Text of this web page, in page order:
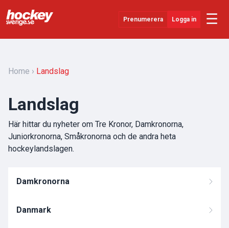
Prenumerera Logga in ☰
YouTube
Evenemang
Övrigt
Home Landslag
Landslag
Här hittar du nyheter om Tre Kronor, Damkronorna,
Juniorkronorna, Småkronorna och de andra heta
hockeylandslagen.
Damkronorna
Danmark